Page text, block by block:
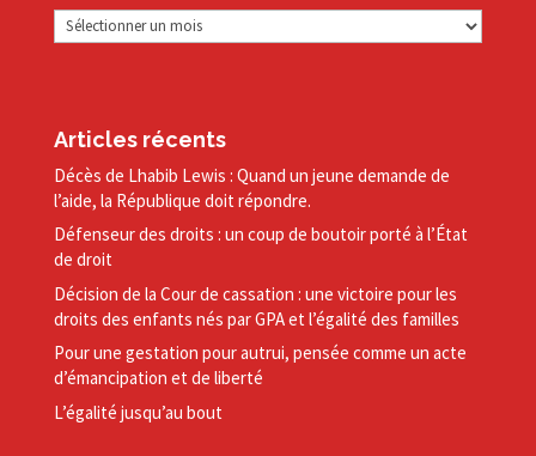
Archives
Articles récents
Décès de Lhabib Lewis : Quand un jeune demande de
l’aide, la République doit répondre.
Défenseur des droits : un coup de boutoir porté à l’État
de droit
Décision de la Cour de cassation : une victoire pour les
droits des enfants nés par GPA et l’égalité des familles
Pour une gestation pour autrui, pensée comme un acte
d’émancipation et de liberté
L’égalité jusqu’au bout